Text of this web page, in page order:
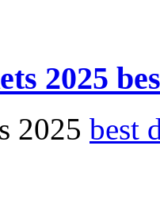
2025
2025 best